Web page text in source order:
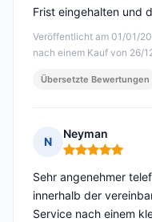
Veröffentlicht am 01/01/
nach einem Kauf von 26/
Frist eingehalten und
Übersetzte Bewertungen
N
Neyman
Hinweis: 5 von 5
Sehr angenehmer
innerhalb der
Service nach einem